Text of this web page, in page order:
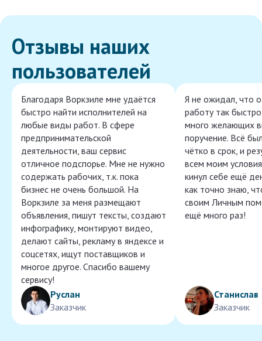
Отзывы наших
пользователей
Благодаря Воркзиле мне удаётся
быстро найти исполнителей на
любые виды работ. В сфере
предпринимательской
деятельности, ваш сервис
отличное подспорье. Мне не нужно
содержать рабочих, т.к. пока
бизнес не очень большой. На
Воркзиле за меня размещают
объявления, пишут тексты, создают
инфографику, монтируют видео,
делают сайты, рекламу в яндексе и
соцсетях, ищут поставщиков и
многое другое. Спасибо вашему
сервису!
Руслан
Заказчик
Я не ожидал, что
работу так
много желающих
поручение. Всё
чётко в срок, и
всем моим
кинул себе ещё
как точно знаю,
своим Личным
ещё много раз!
Станислав
Заказчик